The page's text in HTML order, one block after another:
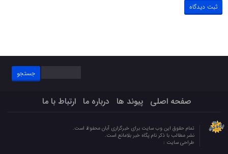
جستجو
برای:
صفحه اصلی پیوند ها درباره ما ارتباط با ما
تمام حقوق این وب سایت برای خبرگزاری آبان محفوظ است.
نشر مطالب با ذکر نام پگاه خبر بلامانع است.
طراحی سایت :